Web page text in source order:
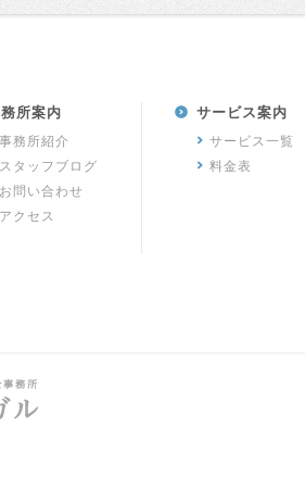
所案内
事務所紹介
スタッフブログ
お問い合わせ
アクセス
サービス案内
サービス一覧
料金表